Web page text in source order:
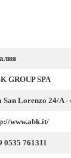
GROUP SPA
San Lorenzo 24/A
www.abk.it/
0535 761311